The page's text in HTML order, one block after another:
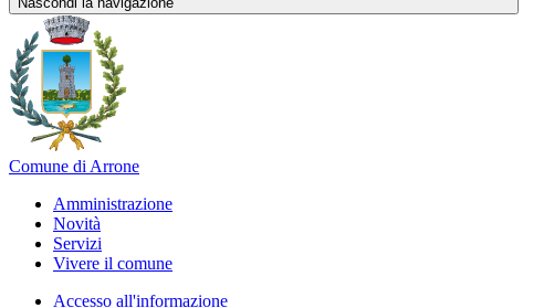
Comune di Arrone
Amministrazione
Novità
Servizi
Vivere il comune
Accesso all'informazione